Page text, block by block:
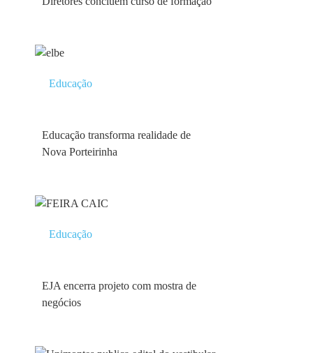
Educação
Educação transforma realidade de
Nova Porteirinha
Educação
EJA encerra projeto com mostra de
negócios